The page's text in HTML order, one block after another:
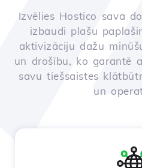
Izvēlies Hostico sava
izbaudi plašu
aktivizāciju dažu
un drošību, ko garantē
savu tiešsaistes
un